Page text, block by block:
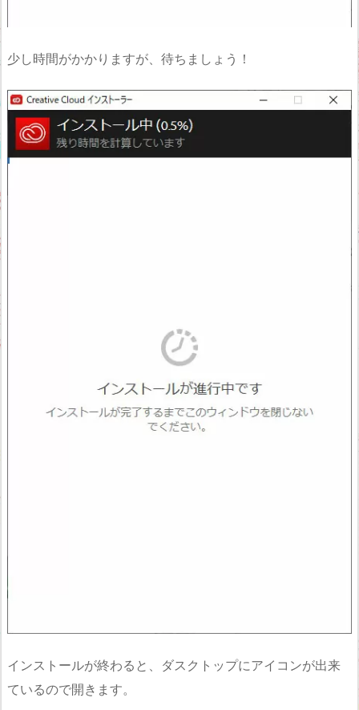
少し時間がかかりますが、待ちましょう！
インストールが終わると、ダスクトップにアイコンが出来
ているので開きます。